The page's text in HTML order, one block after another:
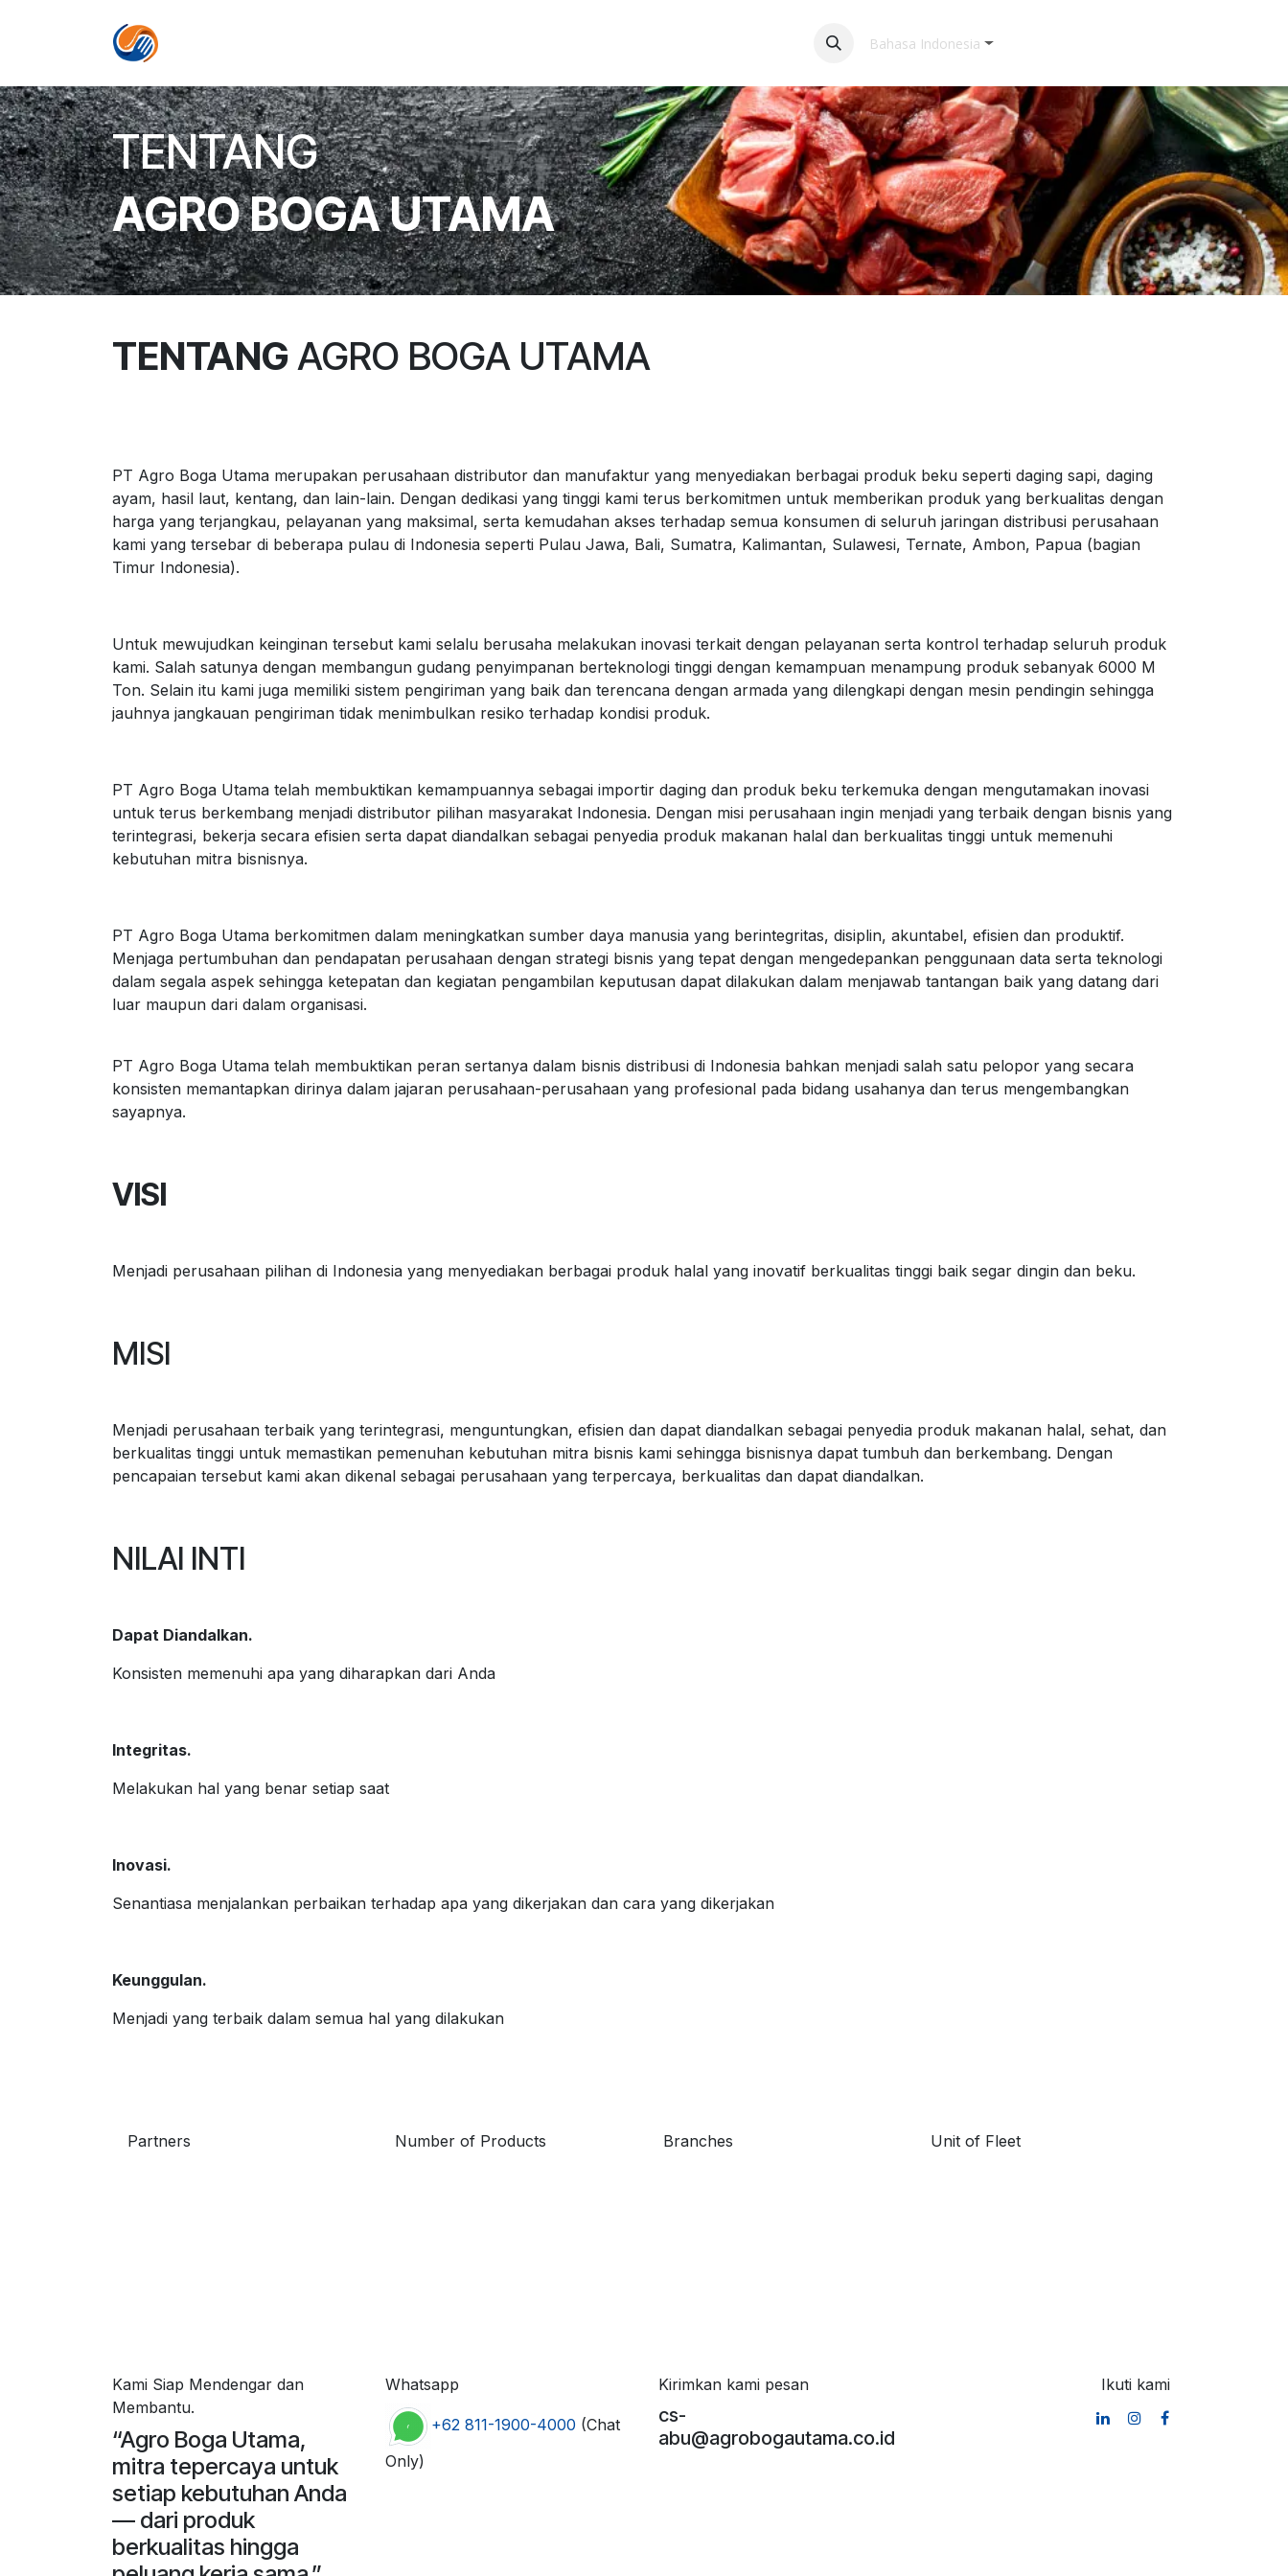
Bahasa Indonesia
TENTANG
AGRO BOGA UTAMA
TENTANGAGRO BOGA UTAMA
PT Agro Boga Utama merupakan perusahaan distributor dan manufaktur yang menyediakan berbagai produk beku seperti daging sapi, daging
ayam, hasil laut, kentang, dan lain-lain. Dengan dedikasi yang tinggi kami terus berkomitmen untuk memberikan produk yang berkualitas dengan
harga yang terjangkau, pelayanan yang maksimal, serta kemudahan akses terhadap semua konsumen di seluruh jaringan distribusi perusahaan
kami yang tersebar di beberapa pulau di Indonesia seperti Pulau Jawa, Bali, Sumatra, Kalimantan, Sulawesi, Ternate, Ambon, Papua (bagian
Timur Indonesia).
Untuk mewujudkan keinginan tersebut kami selalu berusaha melakukan inovasi terkait dengan pelayanan serta kontrol terhadap seluruh produk
kami. Salah satunya dengan membangun gudang penyimpanan berteknologi tinggi dengan kemampuan menampung produk sebanyak 6000 M
Ton. Selain itu kami juga memiliki sistem pengiriman yang baik dan terencana dengan armada yang dilengkapi dengan mesin pendingin sehingga
jauhnya jangkauan pengiriman tidak menimbulkan resiko terhadap kondisi produk.
PT Agro Boga Utama telah membuktikan kemampuannya sebagai importir daging dan produk beku terkemuka dengan mengutamakan inovasi
untuk terus berkembang menjadi distributor pilihan masyarakat Indonesia. Dengan misi perusahaan ingin menjadi yang terbaik dengan bisnis yang
terintegrasi, bekerja secara efisien serta dapat diandalkan sebagai penyedia produk makanan halal dan berkualitas tinggi untuk memenuhi
kebutuhan mitra bisnisnya.
PT Agro Boga Utama berkomitmen dalam meningkatkan sumber daya manusia yang berintegritas, disiplin, akuntabel, efisien dan produktif.
Menjaga pertumbuhan dan pendapatan perusahaan dengan strategi bisnis yang tepat dengan mengedepankan penggunaan data serta teknologi
dalam segala aspek sehingga ketepatan dan kegiatan pengambilan keputusan dapat dilakukan dalam menjawab tantangan baik yang datang dari
luar maupun dari dalam organisasi.
PT Agro Boga Utama telah membuktikan peran sertanya dalam bisnis distribusi di Indonesia bahkan menjadi salah satu pelopor yang secara
konsisten memantapkan dirinya dalam jajaran perusahaan-perusahaan yang profesional pada bidang usahanya dan terus mengembangkan
sayapnya.
VISI
Menjadi perusahaan pilihan di Indonesia yang menyediakan berbagai produk halal yang inovatif berkualitas tinggi baik segar dingin dan beku.
MISI
Menjadi perusahaan terbaik yang terintegrasi, menguntungkan, efisien dan dapat diandalkan sebagai penyedia produk makanan halal, sehat, dan
berkualitas tinggi untuk memastikan pemenuhan kebutuhan mitra bisnis kami sehingga bisnisnya dapat tumbuh dan berkembang. Dengan
pencapaian tersebut kami akan dikenal sebagai perusahaan yang terpercaya, berkualitas dan dapat diandalkan.
NILAI INTI
Dapat Diandalkan.
Konsisten memenuhi apa yang diharapkan dari Anda
Integritas.
Melakukan hal yang benar setiap saat
Inovasi.
Senantiasa menjalankan perbaikan terhadap apa yang dikerjakan dan cara yang dikerjakan
Keunggulan.
Menjadi yang terbaik dalam semua hal yang dilakukan
Number of Products Branches Unit of Fleet
Partners
Kami Siap Mendengar dan
Membantu.
“Agro Boga Utama,
mitra tepercaya untuk
setiap kebutuhan Anda
— dari produk
berkualitas hingga
Whatsapp
+62 811-1900-4000 (Chat
Only)
Kirimkan kami pesan
cs-
abu@agrobogautama.co.id
Ikuti kami